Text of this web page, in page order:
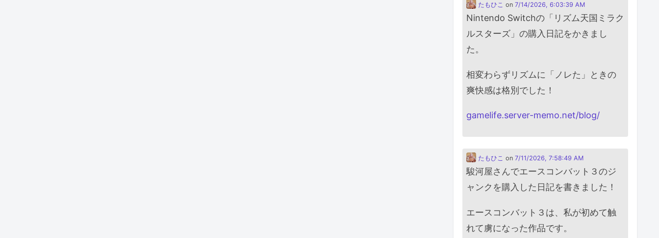
たもひこ on 7/14/2026, 6:03:39 AM
Nintendo Switchの「リズム天国ミラク
ルスターズ」の購入日記をかきまし
た。
相変わらずリズムに「ノレた」ときの
爽快感は格別でした！
gamelife.server-memo.net/blog/
たもひこ on 7/11/2026, 7:58:49 AM
駿河屋さんでエースコンバット３のジ
ャンクを購入した日記を書きました！
エースコンバット３は、私が初めて触
れて虜になった作品です。